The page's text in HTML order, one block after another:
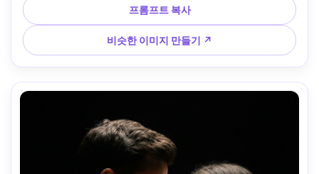
4:5
프롬프트 복사
비슷한 이미지 만들기 ↗